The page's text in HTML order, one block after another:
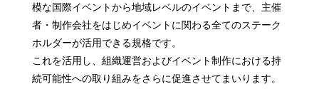
模な国際イベントから地域レベルのイベントまで、主催
者・制作会社をはじめイベントに関わる全てのステーク
ホルダーが活用できる規格です。
これを活用し、組織運営およびイベント制作における持
続可能性への取り組みをさらに促進させてまいります。